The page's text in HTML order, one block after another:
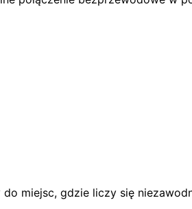
miejsc, gdzie liczy się